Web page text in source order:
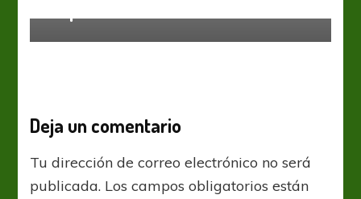
Deja un comentario
Tu dirección de correo electrónico no será
publicada. Los campos obligatorios están